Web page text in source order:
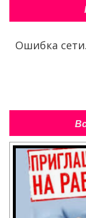
Ошибка